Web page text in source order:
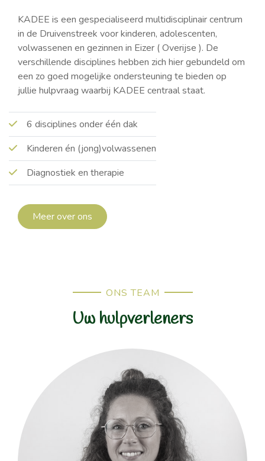
KADEE is een gespecialiseerd multidisciplinair centrum
in de Druivenstreek voor kinderen, adolescenten,
volwassenen en gezinnen in Eizer ( Overijse ). De
verschillende disciplines hebben zich hier gebundeld om
een zo goed mogelijke ondersteuning te bieden op
jullie hulpvraag waarbij KADEE centraal staat.
6 disciplines onder één dak
Kinderen én (jong)volwassenen
Diagnostiek en therapie
Meer over ons
ONS TEAM
Uw hulpverleners